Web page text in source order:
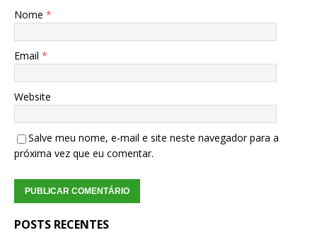
Nome *
Email *
Website
Salve meu nome, e-mail e site neste navegador para a
próxima vez que eu comentar.
POSTS RECENTES